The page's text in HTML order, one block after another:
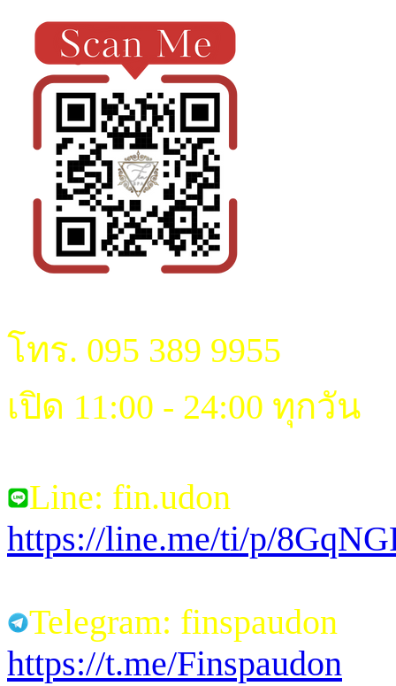
โทร. 095 389 9955
เปิด 11:00 - 24:00 ทุกวัน
Line: fin.udon
https://line.me/ti/p/
Telegram: finspaudon
https://t.me/Finspaudon